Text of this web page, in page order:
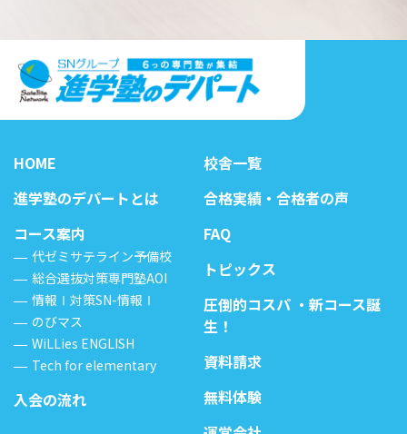
HOME
進学塾のデパートとは
コース案内
代ゼミサテライン予備校
総合選抜対策専門塾AOI
情報Ⅰ対策SN-情報Ⅰ
のびマス
WiLLies ENGLISH
Tech for elementary
入会の流れ
校舎一覧
合格実績・合格者の声
FAQ
トピックス
圧倒的コスパ ・新コース誕
生！
資料請求
無料体験